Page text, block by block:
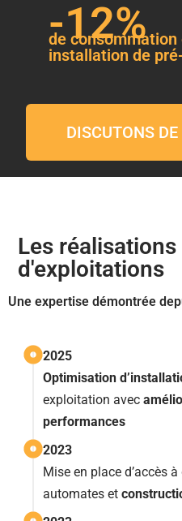
-12%
de
installation de
DISCUTONS
Les
d'exploitations
Une expertise démontrée
2025
Optimisation
exploitation avec
performances
2023
Mise en place d’accès
automates et